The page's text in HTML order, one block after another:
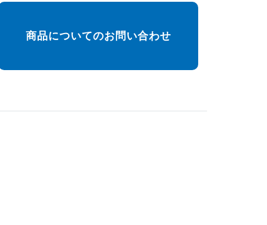
商品についてのお問い合わせ